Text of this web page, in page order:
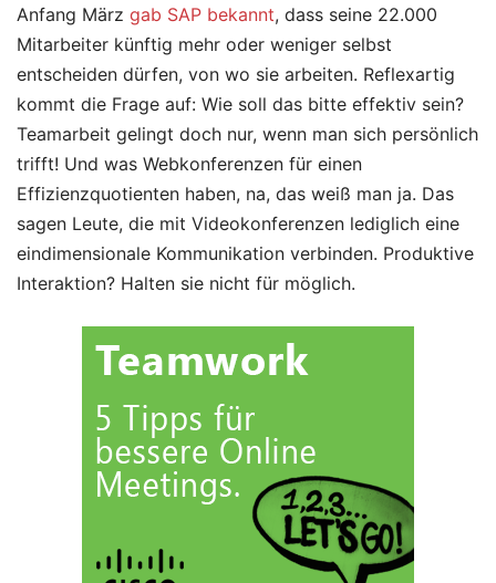
Anfang März gab SAP bekannt, dass seine 22.000
Mitarbeiter künftig mehr oder weniger selbst
entscheiden dürfen, von wo sie arbeiten. Reflexartig
kommt die Frage auf: Wie soll das bitte effektiv sein?
Teamarbeit gelingt doch nur, wenn man sich persönlich
trifft! Und was Webkonferenzen für einen
Effizienzquotienten haben, na, das weiß man ja. Das
sagen Leute, die mit Videokonferenzen lediglich eine
eindimensionale Kommunikation verbinden. Produktive
Interaktion? Halten sie nicht für möglich.